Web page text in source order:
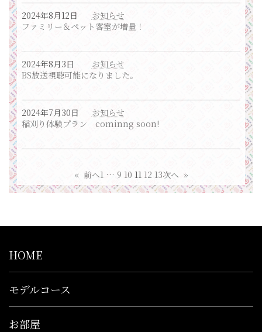
2024年8月12日
お知らせ
ファミリー＆ペット客室が増量！
2024年8月3日
お知らせ
BS放送視聴可能になりました。
2024年7月30日
お知らせ
稲刈り体験プラン cominng soon!
« 前へ1 … 9 10 11 12 13次へ »
HOME
モデルコース
お部屋